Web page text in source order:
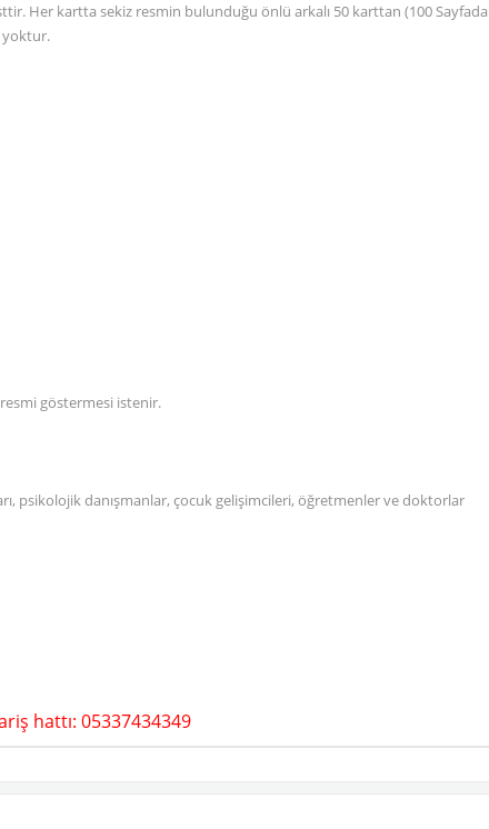
Her kartta sekiz resmin bulunduğu önlü arkalı 50 karttan (100
yoktur.
göstermesi istenir.
psikolojik danışmanlar, çocuk gelişimcileri, öğretmenler ve doktorlar
hattı: 05337434349